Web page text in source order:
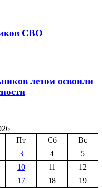
СВО
летом освоили
Пт Сб
Вс
3 4
5
10 11
12
17 18
19